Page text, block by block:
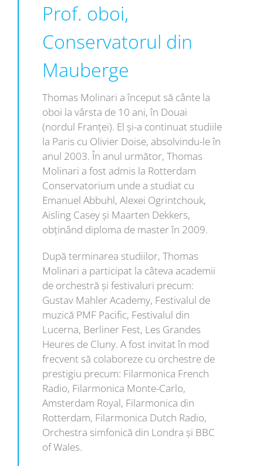
Prof. oboi,
Conservatorul din
Mauberge
Thomas Molinari a început să cânte la
oboi la vârsta de 10 ani, în Douai
(nordul Franței). El şi-a continuat studiile
la Paris cu Olivier Doise, absolvindu-le în
anul 2003. În anul următor, Thomas
Molinari a fost admis la Rotterdam
Conservatorium unde a studiat cu
Emanuel Abbuhl, Alexei Ogrintchouk,
Aisling Casey și Maarten Dekkers,
obţinând diploma de master în 2009.
După terminarea studiilor, Thomas
Molinari a participat la câteva academii
de orchestră și festivaluri precum:
Gustav Mahler Academy, Festivalul de
muzică PMF Pacific, Festivalul din
Lucerna, Berliner Fest, Les Grandes
Heures de Cluny. A fost invitat în mod
frecvent să colaboreze cu orchestre de
prestigiu precum: Filarmonica French
Radio, Filarmonica Monte-Carlo,
Amsterdam Royal, Filarmonica din
Rotterdam, Filarmonica Dutch Radio,
Orchestra simfonică din Londra și BBC
of Wales.